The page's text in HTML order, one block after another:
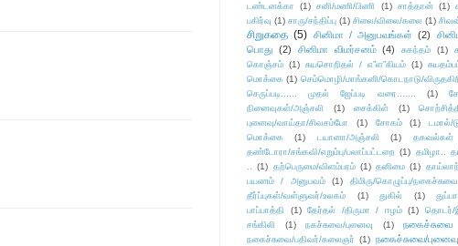
டண்டனக்கா
(1) சனி/மணி/பிணி (1) சாத்தான் (1)
பகிர்வு (1) சாரு/சந்திப்பு (1) சிலை/விலை/கலை (1)
சிறுகதை (5) சினிமா / அனுபவங்கள் (2)
பொது (2) சினிமா விமர்சனம் (4) சுகந்தம் (1)
கொஞ்சம் (1) சுயசொறிதல் / எ”ள”கியம் (1)
மொக்கை (1) செம்மொழி/மாங்கனி/கொடநாடு/
செருப்படி...... முதல் ஜேப்படி வரை.......
(1)
நினைவுகள்/அஞ்சலி
(1) சைக்கிள் (1)
புனைவு/வாய்தா/சிவசம்போ
(1) சோகம் (1)
டமால்/
மொக்கை
(1) டயானா/அஞ்சலி (1) தகவல்கள்
தண்டோரா/சங்கவி/எறும்பு/பலாப்பட்டறை (1) தமிழா..
.. (1) தற்பெருமை/விளம்பரம் (1) தனிமை (1)
பயணம் / அனுபவம்
(1) திமிரு/கொழுப்பு/நகைச்சுவை
தீர்ப்புகள்/வள்ளுவர்/உலகம்
(1) துகில் (1)
பாப்பாத்தி
(1) தேர்தல் /திருமா / ஈழம் (1)
தொடர்/
சங்கிலி
(1) நகச்சுவை/புனைவு (1) நகைச்சுவை
நகைச்சுவை/பதிவர்/கலைஞர் (1) நகைச்சுவை/புனைவு